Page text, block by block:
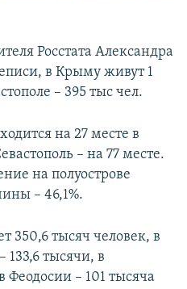
Росстата Александра
в Крыму живут 1
– 395 тыс чел.
на 27 месте в
– на 77 месте.
на полуострове
– 46,1%.
350,6 тысяч человек, в
133,6 тысячи, в
Феодосии – 101 тысяча